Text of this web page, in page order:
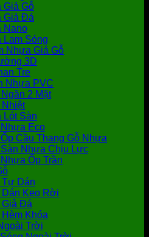
Giả Gỗ
Giả Đá
Nano
Lam Sóng
Nhựa Giả Gỗ
3D
Tre
Nhựa PVC
2 Mặt
Nhiệt
Lót Sàn
Eco
Cầu Thang Gỗ Nhựa
Nhựa Chịu Lực
Ốp Trần
Dán
Keo Rời
Giả Đá
Khóa
Trời